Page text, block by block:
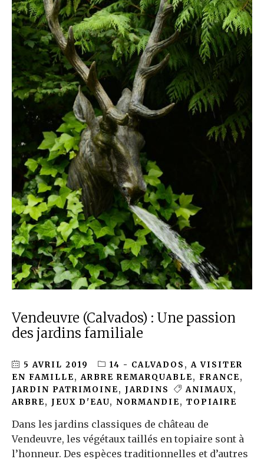
Vendeuvre (Calvados) : Une passion
des jardins familiale
5 AVRIL 2019 14 - CALVADOS ,A VISITER
EN FAMILLE,ARBRE REMARQUABLE, FRANCE,
JARDIN PATRIMOINE, JARDINS ANIMAUX,
ARBRE, JEUX D'EAU, NORMANDIE, TOPIAIRE
Dans les jardins classiques de château de
Vendeuvre, les végétaux taillés en topiaire sont à
l’honneur. Des espèces traditionnelles et d’autres